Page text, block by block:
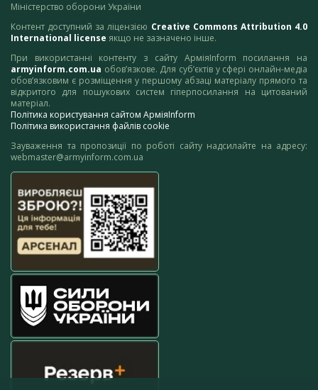
Міністерство оборони України
Контент доступний за ліцензією Creative Commons Attribution 4.0
International license якщо не зазначено інше.
При використанні контенту з сайту АрміяInform посилання на
armyinform.com.ua обов’язкове. Для суб’єктів у сфері онлайн-медіа
обов’язковим є розміщення у першому абзаці матеріалу прямого та
відкритого для пошукових систем гіперпосилання на цитований
матеріал.
Політика користування сайтом АрміяInform
Політика використання файлів cookie
Зауваження та пропозиції по роботі сайту надсилайте на адресу:
webmaster@armyinform.com.ua